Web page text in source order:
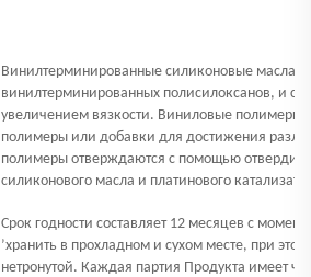
Винилтерминированные силиконовые масла
винилтерминированных полисилоксанов, и
увеличением вязкости. Виниловые полимеры
полимеры или добавки для достижения
полимеры отверждаются с помощью
силиконового масла и платинового
Срок годности составляет 12 месяцев с
’хранить в прохладном и сухом месте, при
нетронутой. Каждая партия Продукта имеет